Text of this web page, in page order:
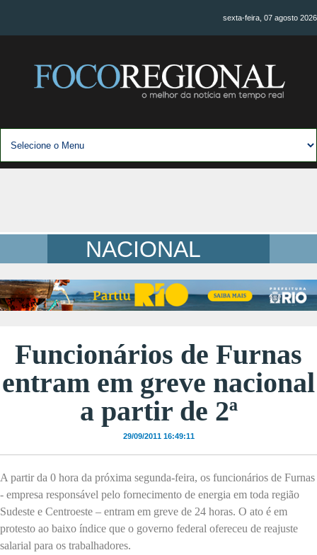
sexta-feira, 07 agosto 2026
NACIONAL
Funcionários de Furnas
entram em greve nacional
a partir de 2ª
29/09/2011 16:49:11
A partir da 0 hora da próxima segunda-feira, os funcionários de Furnas
- empresa responsável pelo fornecimento de energia em toda região
Sudeste e Centroeste – entram em greve de 24 horas. O ato é em
protesto ao baixo índice que o governo federal ofereceu de reajuste
salarial para os trabalhadores.